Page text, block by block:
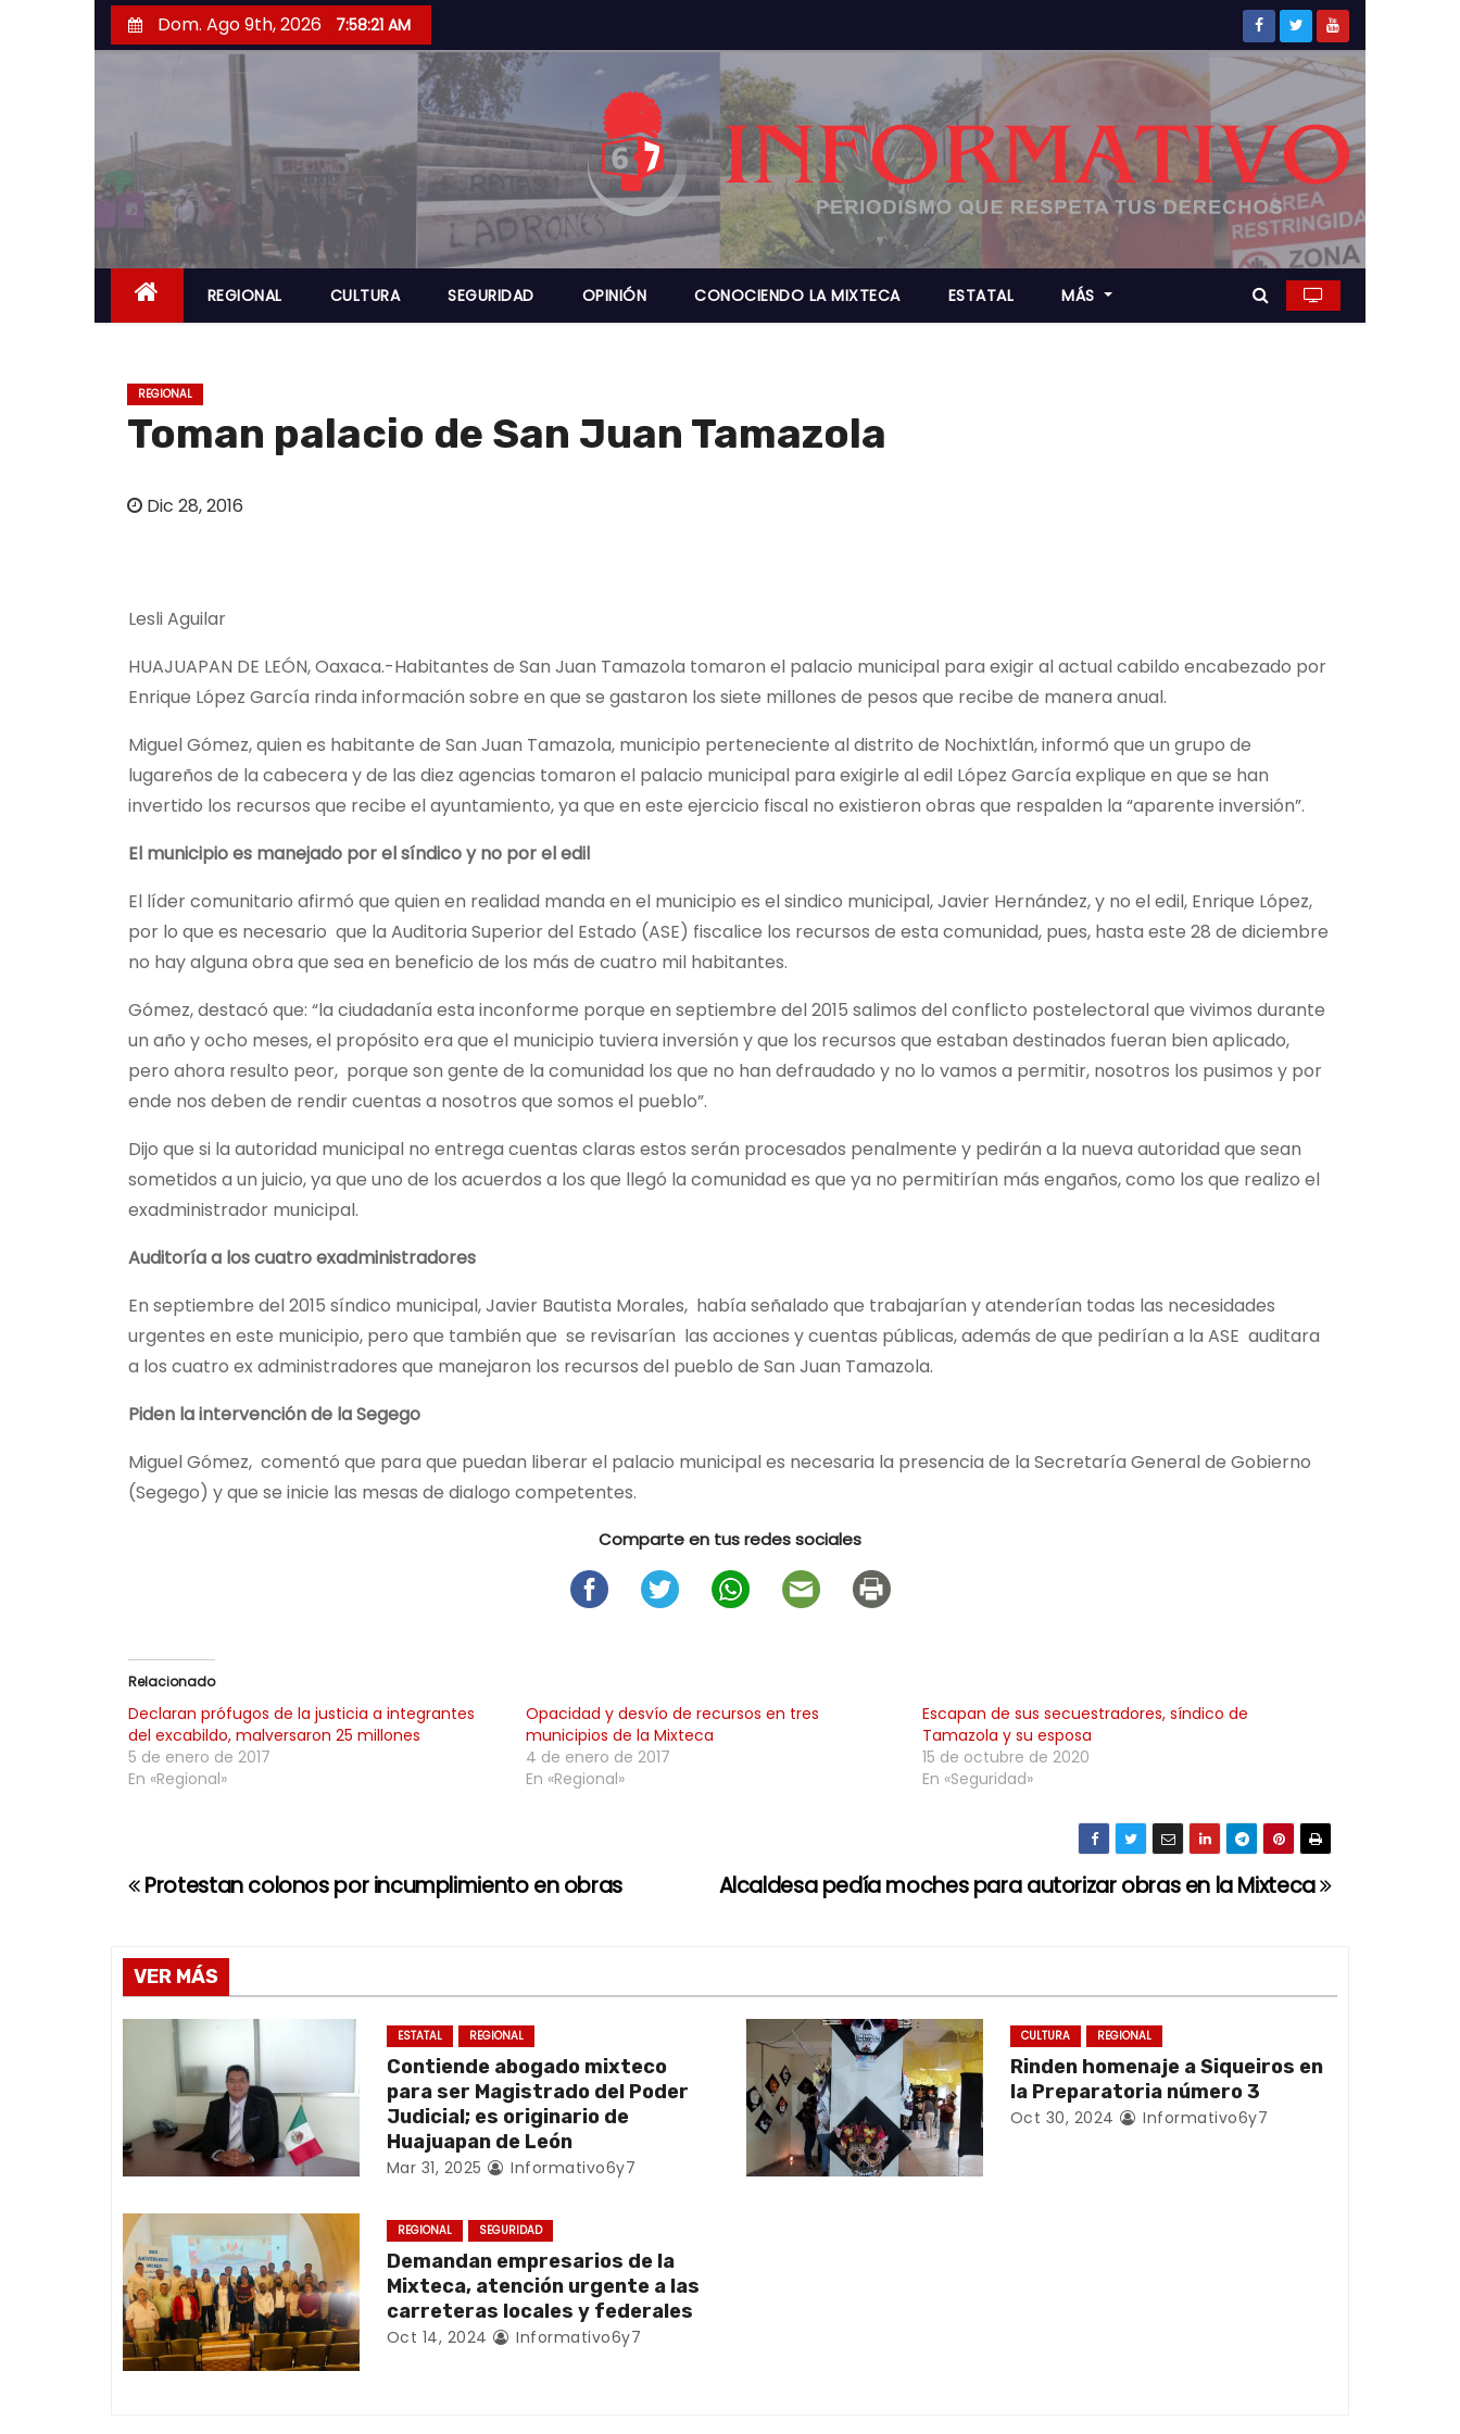
a
r
a
l
n
Dom. Ago 9th, 2026 7:58:22 AM
REGIONAL CULTURA SEGURIDAD OPINIÓN CONOCIENDO LA MIXTECA ESTATAL MÁS
REGIONAL
Toman palacio de San Juan Tamazola
Dic 28, 2016
Lesli Aguilar
HUAJUAPAN DE LEÓN, Oaxaca.-Habitantes de San Juan Tamazola tomaron el palacio municipal para exigir al actual cabildo encabezado por
Enrique López García rinda información sobre en que se gastaron los siete millones de pesos que recibe de manera anual.
Miguel Gómez, quien es habitante de San Juan Tamazola, municipio perteneciente al distrito de Nochixtlán, informó que un grupo de
lugareños de la cabecera y de las diez agencias tomaron el palacio municipal para exigirle al edil López García explique en que se han
invertido los recursos que recibe el ayuntamiento, ya que en este ejercicio fiscal no existieron obras que respalden la “aparente inversión”.
El municipio es manejado por el síndico y no por el edil
El líder comunitario afirmó que quien en realidad manda en el municipio es el sindico municipal, Javier Hernández, y no el edil, Enrique López,
por lo que es necesario que la Auditoria Superior del Estado (ASE) fiscalice los recursos de esta comunidad, pues, hasta este 28 de diciembre
no hay alguna obra que sea en beneficio de los más de cuatro mil habitantes.
Gómez, destacó que: “la ciudadanía esta inconforme porque en septiembre del 2015 salimos del conflicto postelectoral que vivimos durante
un año y ocho meses, el propósito era que el municipio tuviera inversión y que los recursos que estaban destinados fueran bien aplicado,
pero ahora resulto peor, porque son gente de la comunidad los que no han defraudado y no lo vamos a permitir, nosotros los pusimos y por
ende nos deben de rendir cuentas a nosotros que somos el pueblo”.
Dijo que si la autoridad municipal no entrega cuentas claras estos serán procesados penalmente y pedirán a la nueva autoridad que sean
sometidos a un juicio, ya que uno de los acuerdos a los que llegó la comunidad es que ya no permitirían más engaños, como los que realizo el
exadministrador municipal.
Auditoría a los cuatro exadministradores
En septiembre del 2015 síndico municipal, Javier Bautista Morales, había señalado que trabajarían y atenderían todas las necesidades
urgentes en este municipio, pero que también que se revisarían las acciones y cuentas públicas, además de que pedirían a la ASE auditara
a los cuatro ex administradores que manejaron los recursos del pueblo de San Juan Tamazola.
Piden la intervención de la Segego
Miguel Gómez, comentó que para que puedan liberar el palacio municipal es necesaria la presencia de la Secretaría General de Gobierno
(Segego) y que se inicie las mesas de dialogo competentes.
Comparte en tus redes sociales
Relacionado
Declaran prófugos de la justicia a integrantes
del excabildo, malversaron 25 millones
5 de enero de 2017
En «Regional»
Opacidad y desvío de recursos en tres
municipios de la Mixteca
4 de enero de 2017
En «Regional»
Escapan de sus secuestradores, síndico de
Tamazola y su esposa
15 de octubre de 2020
En «Seguridad»
N
v
e
a
c
i
ó
n
d
Alcaldesa pedía moches para autorizar obras en la Mixteca
Protestan colonos por incumplimiento en obras
VER MÁS
ESTATAL REGIONAL
Contiende abogado mixteco
para ser Magistrado del Poder
Judicial; es originario de
Huajuapan de León
Mar 31, 2025 Informativo6y7
CULTURA REGIONAL
Rinden homenaje a Siqueiros en
la Preparatoria número 3
Oct 30, 2024 Informativo6y7
REGIONAL SEGURIDAD
Demandan empresarios de la
Mixteca, atención urgente a las
carreteras locales y federales
Oct 14, 2024 Informativo6y7